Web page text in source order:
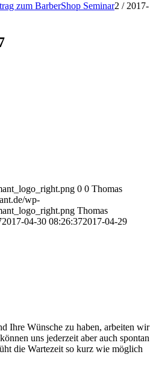
zum BarberShop Seminar2 / 2017-
0 0 Thomas
wp-
Thomas
2017-04-30 08:26:372017-04-29
Ihre Wünsche zu haben, arbeiten wir
uns jederzeit aber auch spontan
die Wartezeit so kurz wie möglich